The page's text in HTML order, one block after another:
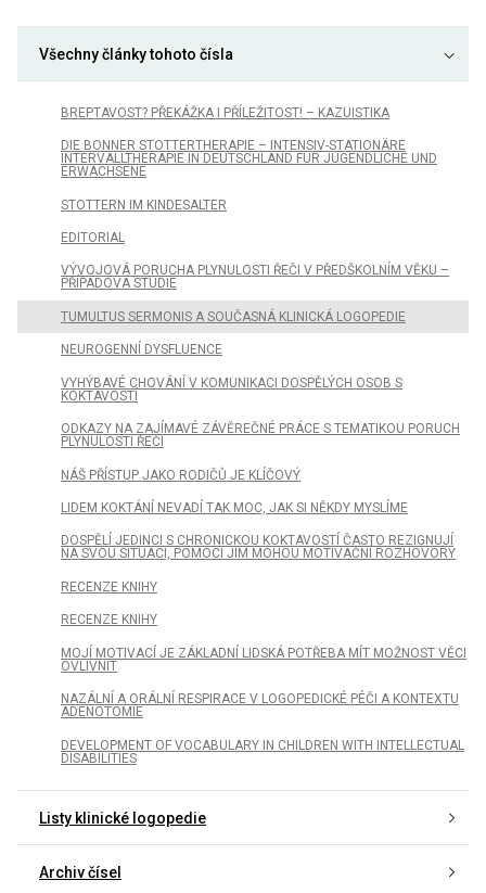
Všechny články tohoto čísla
BREPTAVOST? PŘEKÁŽKA I PŘÍLEŽITOST! – KAZUISTIKA
DIE BONNER STOTTERTHERAPIE – INTENSIV-STATIONÄRE
INTERVALLTHERAPIE IN DEUTSCHLAND FÜR JUGENDLICHE UND
ERWACHSENE
STOTTERN IM KINDESALTER
EDITORIAL
VÝVOJOVÁ PORUCHA PLYNULOSTI ŘEČI V PŘEDŠKOLNÍM VĚKU –
PŘÍPADOVÁ STUDIE
TUMULTUS SERMONIS A SOUČASNÁ KLINICKÁ LOGOPEDIE
NEUROGENNÍ DYSFLUENCE
VYHÝBAVÉ CHOVÁNÍ V KOMUNIKACI DOSPĚLÝCH OSOB S
KOKTAVOSTÍ
ODKAZY NA ZAJÍMAVÉ ZÁVĚREČNÉ PRÁCE S TEMATIKOU PORUCH
PLYNULOSTI ŘEČI
NÁŠ PŘÍSTUP JAKO RODIČŮ JE KLÍČOVÝ
LIDEM KOKTÁNÍ NEVADÍ TAK MOC, JAK SI NĚKDY MYSLÍME
DOSPĚLÍ JEDINCI S CHRONICKOU KOKTAVOSTÍ ČASTO REZIGNUJÍ
NA SVOU SITUACI, POMOCI JIM MOHOU MOTIVAČNÍ ROZHOVORY
RECENZE KNIHY
RECENZE KNIHY
MOJÍ MOTIVACÍ JE ZÁKLADNÍ LIDSKÁ POTŘEBA MÍT MOŽNOST VĚCI
OVLIVNIT
NAZÁLNÍ A ORÁLNÍ RESPIRACE V LOGOPEDICKÉ PÉČI A KONTEXTU
ADENOTOMIE
DEVELOPMENT OF VOCABULARY IN CHILDREN WITH INTELLECTUAL
DISABILITIES
Listy klinické logopedie
Archiv čísel